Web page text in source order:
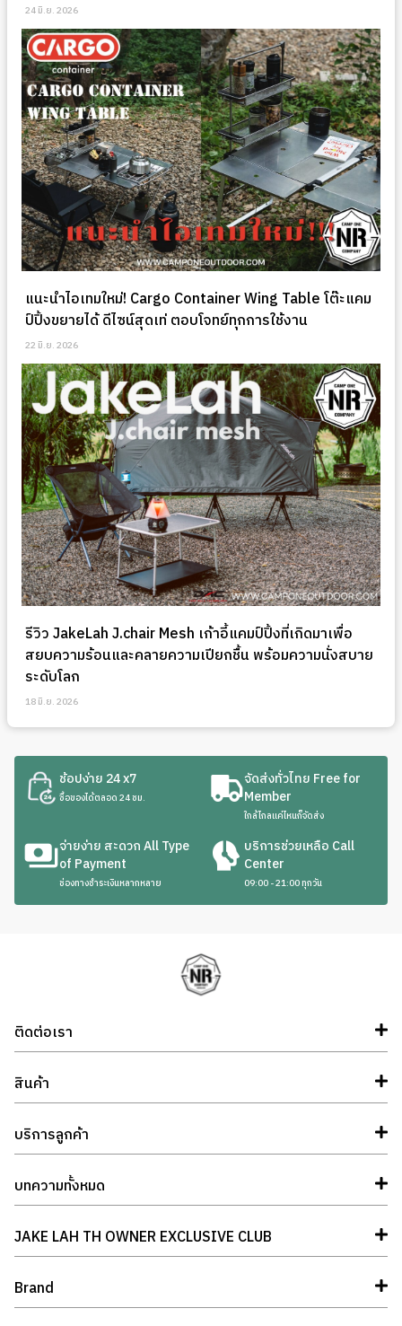
24 มิ.ย. 2026
แนะนำไอเทมใหม่! Cargo Container Wing Table โต๊ะแคม
ป์ปิ้งขยายได้ ดีไซน์สุดเท่ ตอบโจทย์ทุกการใช้งาน
22 มิ.ย. 2026
รีวิว JakeLah J.chair Mesh เก้าอี้แคมป์ปิ้งที่เกิดมาเพื่อ
สยบความร้อนและคลายความเปียกชื้น พร้อมความนั่งสบาย
ระดับโลก
18 มิ.ย. 2026
ช้อปง่าย 24 x7
ซื้อของได้ตลอด 24 ชม.
จัดส่งทั่วไทย Free for
Member
ใกล้ไกลแค่ไหนก็จัดส่ง
จ่ายง่าย สะดวก All Type
of Payment
ช่องทางชำระเงินหลากหลาย
บริการช่วยเหลือ Call
Center
09:00 - 21:00 ทุกวัน
ติดต่อเรา
สินค้า
บริการลูกค้า
บทความทั้งหมด
JAKE LAH TH OWNER EXCLUSIVE CLUB
Brand